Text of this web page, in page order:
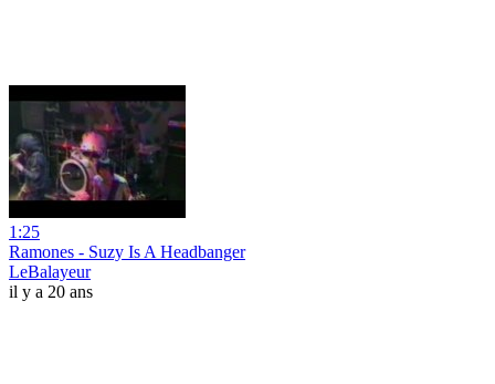
1:25
Ramones - Suzy Is A Headbanger
LeBalayeur
il y a 20 ans